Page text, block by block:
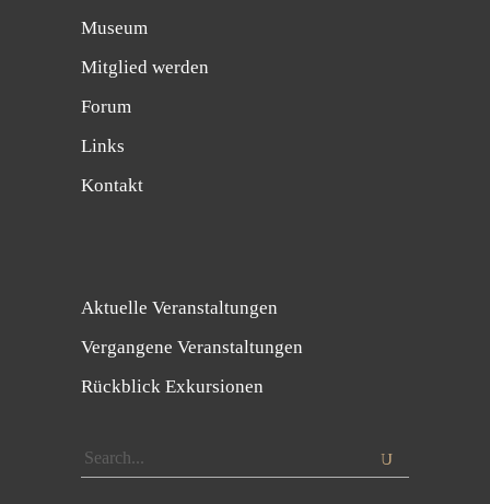
Museum
Mitglied werden
Forum
Links
Kontakt
Aktuelle Veranstaltungen
Vergangene Veranstaltungen
Rückblick Exkursionen
Search
for: